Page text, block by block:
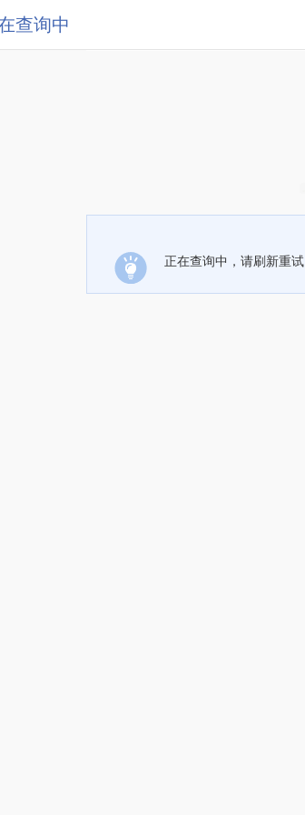
查询中
正在查询中，请刷新重试